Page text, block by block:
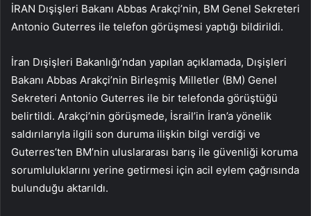
İRAN Dışişleri Bakanı Abbas Arakçi’nin, BM Genel Sekreteri
Antonio Guterres ile telefon görüşmesi yaptığı bildirildi.
İran Dışişleri Bakanlığı’ndan yapılan açıklamada, Dışişleri
Bakanı Abbas Arakçi’nin Birleşmiş Milletler (BM) Genel
Sekreteri Antonio Guterres ile bir telefonda görüştüğü
belirtildi. Arakçi’nin görüşmede, İsrail’in İran’a yönelik
saldırılarıyla ilgili son duruma ilişkin bilgi verdiği ve
Guterres’ten BM’nin uluslararası barış ile güvenliği koruma
sorumluluklarını yerine getirmesi için acil eylem çağrısında
bulunduğu aktarıldı.